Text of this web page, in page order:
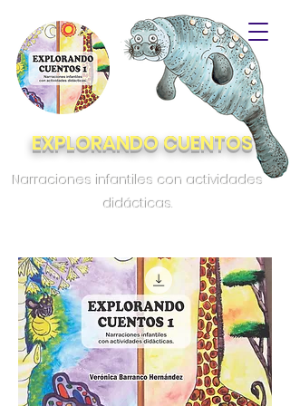
EXPLORANDO CUENTOS
Narraciones infantiles con actividades
didácticas.